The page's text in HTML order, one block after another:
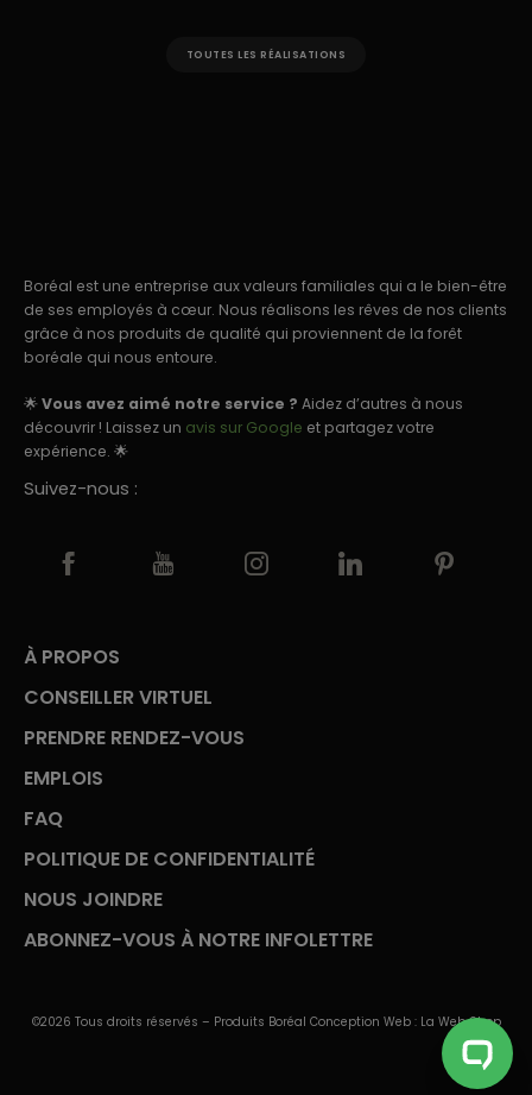
TOUTES LES RÉALISATIONS
Boréal est une entreprise aux valeurs familiales qui a le bien-être
de ses employés à cœur. Nous réalisons les rêves de nos clients
grâce à nos produits de qualité qui proviennent de la forêt
boréale qui nous entoure.
🌟Vous avez aimé notre service ? Aidez d’autres à nous
découvrir ! Laissez un avis sur Google et partagez votre
expérience. 🌟
Suivez-nous :
À PROPOS
CONSEILLER VIRTUEL
PRENDRE RENDEZ-VOUS
EMPLOIS
FAQ
POLITIQUE DE CONFIDENTIALITÉ
NOUS JOINDRE
ABONNEZ-VOUS À NOTRE INFOLETTRE
©2026 Tous droits réservés – Produits Boréal Conception Web : La Web Shop